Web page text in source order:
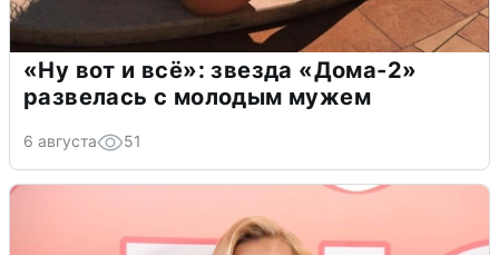
«Ну вот и всё»: звезда «Дома-2»
развелась с молодым мужем
6 августа 51